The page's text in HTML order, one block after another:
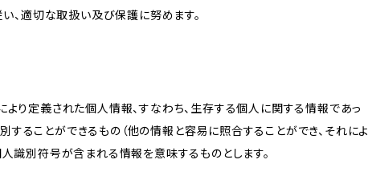
い、適切な取扱い及び保護に努めます。
り定義された個人情報、すなわち、生存する個人に関する情報であっ
ることができるもの（他の情報と容易に照合することができ、それによ
識別符号が含まれる情報を意味するものとします。